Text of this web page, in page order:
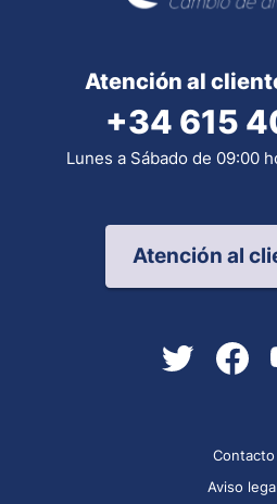
Atención al
+34 615
Lunes a Sábado de 09:00
Atención al
Contacto
Aviso legal